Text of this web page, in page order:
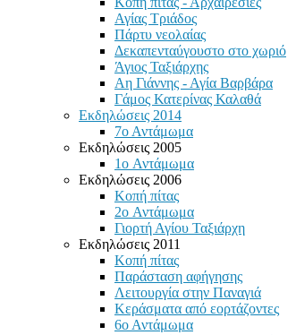
Αγίας Τριάδος
Πάρτυ νεολαίας
Δεκαπενταύγουστο στο χωριό
Άγιος Ταξιάρχης
Αη Γιάννης - Αγία Βαρβάρα
Γάμος Κατερίνας Καλαθά
Εκδηλώσεις 2014
7ο Αντάμωμα
Εκδηλώσεις 2005
1o Αντάμωμα
Εκδηλώσεις 2006
Κοπή πίτας
2o Αντάμωμα
Γιορτή Αγίου Ταξιάρχη
Εκδηλώσεις 2011
Κοπή πίτας
Παράσταση αφήγησης
Λειτουργία στην Παναγιά
Κεράσματα από εορτάζοντες
6ο Αντάμωμα